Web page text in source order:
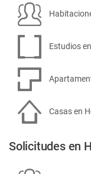
Estudios
Casas en
Solicitudes en